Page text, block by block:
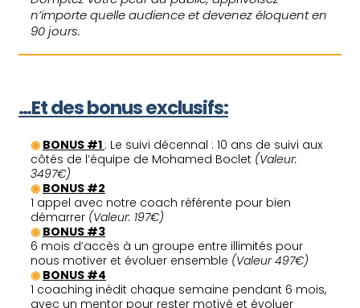
n’importe quelle audience et devenez éloquent en
90 jours.
…Et des bonus exclusifs:
◉ BONUS #1 : Le suivi décennal : 10 ans de suivi aux
côtés de l’équipe de Mohamed Boclet (Valeur:
3497€)
◉ BONUS #2
1 appel avec notre coach référente pour bien
démarrer (Valeur: 197€)
◉ BONUS #3
6 mois d’accès à un groupe entre illimités pour
nous motiver et évoluer ensemble (Valeur 497€)
◉ BONUS #4
1 coaching inédit chaque semaine pendant 6 mois,
avec un mentor pour rester motivé et évoluer